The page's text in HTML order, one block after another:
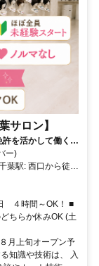
サロン】
を活かして働く。
ト制１日４時間～
ー)
分
４時間～OK！ ■
ちらか休みOK (土
月上旬オープン予
知識や技術は、 入